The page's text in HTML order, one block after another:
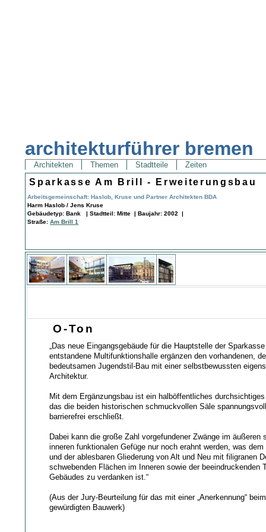
architekturführer bremen
Architekten Themen Stadtteile Zeiten
Sparkasse Am Brill - Erweiterungsbau
Arbeitsgemeinschaft: Haslob, Kruse und Partner Architekten BDA
Harm Haslob / Jens Kruse
Gebäudetyp: Bank | Stadtteil: Mitte | Baujahr: 2002 |
Straße:Am Brill 1
O-Ton
„Das neue Eingangsgebäude für die Hauptstelle der
entstandene Multifunktionshalle ergänzen den vorhandenen,
bedeutsamen Jugendstil-Bau mit einer selbstbewussten
Architektur.
Mit dem Ergänzungsbau ist ein halböffentliches
das die beiden historischen schmuckvollen Säle
barrierefrei erschließt.
Dabei kann die große Zahl vorgefundener Zwänge im äußeren
inneren funktionalen Gefüge nur noch erahnt werden, was
und der ablesbaren Gliederung von Alt und Neu mit filigranen
schwebenden Flächen im Inneren sowie der beeindruckenden
Gebäudes zu verdanken ist.“
(Aus der Jury-Beurteilung für das mit einer „Anerkennung“
gewürdigten Bauwerk)